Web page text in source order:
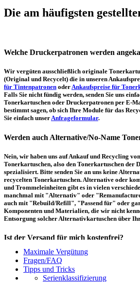
Die am häufigsten
Welche Druckerpatronen werden
Wir vergüten ausschließlich originale
(Original und Recycelt) die in unseren
für Tintenpatronen oderAnkaufspreise für
Falls Sie nicht fündig werden, senden Sie uns
Tonerkartuschen oder Druckerpatronen per E-
bestimmt sagen, ob sich Ihre Module für das
Sie einfach unserAnfrageformular.
Werden auch Alternative/No-Name
Nein, wir haben uns auf Ankauf und Recycling
Tonerkartuschen, also den Tonerkartuschen der
spezialisiert. Bitte senden Sie an uns keine
recycelten Tonerkartuschen. Alternative oder
und Trommeleinheiten gibt es in vielen
manchmal mit "Alternativ" oder
auch mit "Rebuild/Refill", "Passend für" oder
Komponenten und Materialien, die wir nicht
Entsorgung solcher Alternativkartuschen über
Ist der Versand für mich kostenfrei?
Ein kostenfreier, innerdeutscher Versand
Palettenabholung) ist erst ab einem Ankaufswert
150,00€ pro Palette möglich. Unter diesen Werten
Rücksendekosten auf 7,14€ pro Paket bzw.
Maximale Vergütung
Fragen/FAQ
Tipps und Tricks
Serienklassifizierung